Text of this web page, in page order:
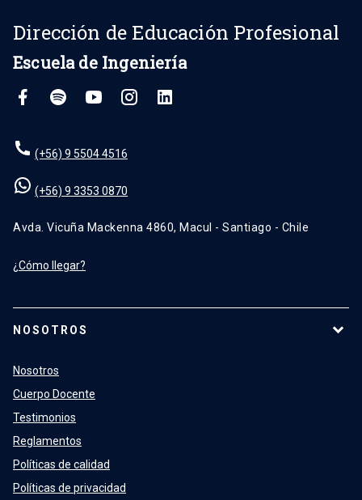
Dirección de Educación Profesional
Escuela de Ingeniería
(+56) 9 5504 4516
(+56) 9 3353 0870
Avda. Vicuña Mackenna 4860, Macul - Santiago - Chile
¿Cómo llegar?
NOSOTROS
Nosotros
Cuerpo Docente
Testimonios
Reglamentos
Políticas de calidad
Políticas de privacidad